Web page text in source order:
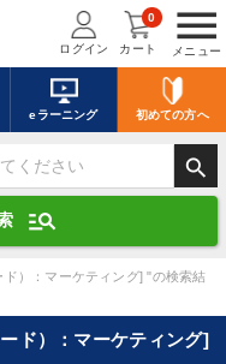
menu
メニュー
ログイン カート
0
eラーニング 初めての方へ
search
manage_search
する
検索
）：マーケティング] "の検索結
ド）：マーケティング]